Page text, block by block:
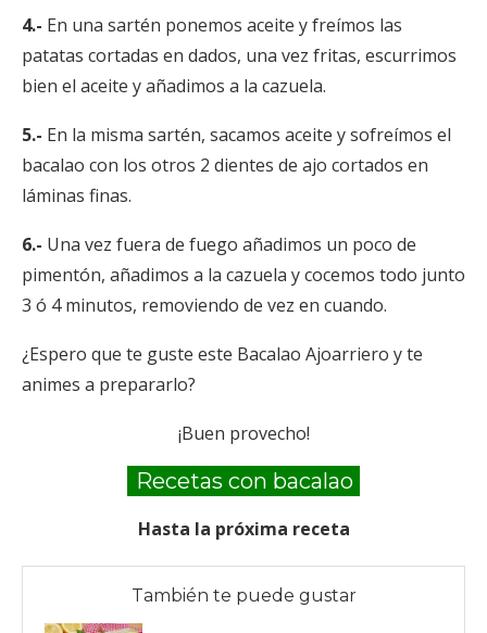
4.- En una sartén ponemos aceite y freímos las
patatas cortadas en dados, una vez fritas, escurrimos
bien el aceite y añadimos a la cazuela.
5.- En la misma sartén, sacamos aceite y sofreímos el
bacalao con los otros 2 dientes de ajo cortados en
láminas finas.
6.- Una vez fuera de fuego añadimos un poco de
pimentón, añadimos a la cazuela y cocemos todo junto
3 ó 4 minutos, removiendo de vez en cuando.
¿Espero que te guste este Bacalao Ajoarriero y te
animes a prepararlo?
¡Buen provecho!
Recetas con bacalao
Hasta la próxima receta
También te puede gustar